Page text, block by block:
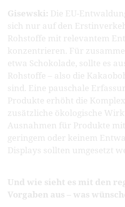
Gisewski: Die EU-
sich nur auf den
Rohstoffe mit relevantem
konzentrieren. Für
etwa Schokolade, sollte es
Rohstoffe – also die
sind. Eine pauschale
Produkte erhöht die
zusätzliche ökologische
Ausnahmen für Produkte
geringem oder keinem
Displays sollten umgesetzt
Und wie sieht es mit den
Vorgaben aus – was